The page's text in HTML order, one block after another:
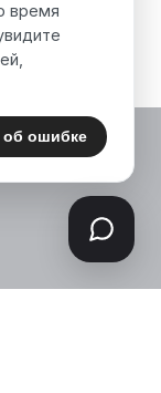
время
ошибке